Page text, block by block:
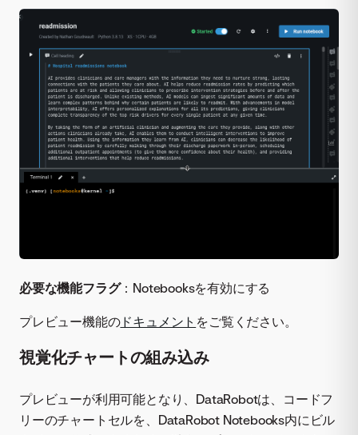
必要な機能フラグ：Notebooksを有効にする
プレビュー機能のドキュメント をご覧ください。
視覚化チャートの組み込み
プレビューが利用可能となり、DataRobotは、コードフ
リーのチャートセルを、DataRobot Notebooks内にビル